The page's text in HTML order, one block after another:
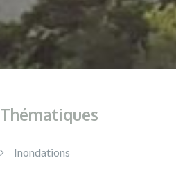
Thématiques
Inondations